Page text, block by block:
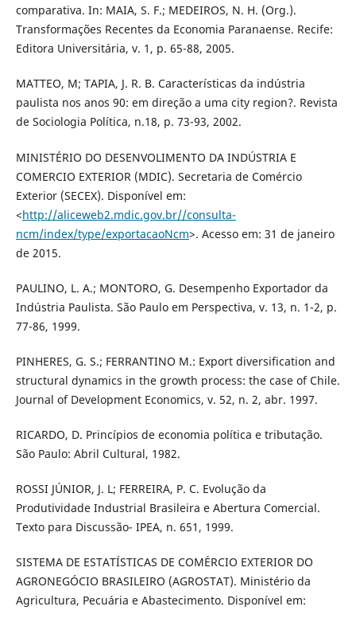
comparativa. In: MAIA, S. F.; MEDEIROS, N. H. (Org.).
Transformações Recentes da Economia Paranaense. Recife:
Editora Universitária, v. 1, p. 65-88, 2005.
MATTEO, M; TAPIA, J. R. B. Características da indústria
paulista nos anos 90: em direção a uma city region?. Revista
de Sociologia Política, n.18, p. 73-93, 2002.
MINISTÉRIO DO DESENVOLIMENTO DA INDÚSTRIA E
COMERCIO EXTERIOR (MDIC). Secretaria de Comércio
Exterior (SECEX). Disponível em:
<http://aliceweb2.mdic.gov.br//consulta-
ncm/index/type/exportacaoNcm>. Acesso em: 31 de janeiro
de 2015.
PAULINO, L. A.; MONTORO, G. Desempenho Exportador da
Indústria Paulista. São Paulo em Perspectiva, v. 13, n. 1-2, p.
77-86, 1999.
PINHERES, G. S.; FERRANTINO M.: Export diversification and
structural dynamics in the growth process: the case of Chile.
Journal of Development Economics, v. 52, n. 2, abr. 1997.
RICARDO, D. Princípios de economia política e tributação.
São Paulo: Abril Cultural, 1982.
ROSSI JÚNIOR, J. L; FERREIRA, P. C. Evolução da
Produtividade Industrial Brasileira e Abertura Comercial.
Texto para Discussão- IPEA, n. 651, 1999.
SISTEMA DE ESTATÍSTICAS DE COMÉRCIO EXTERIOR DO
AGRONEGÓCIO BRASILEIRO (AGROSTAT). Ministério da
Agricultura, Pecuária e Abastecimento. Disponível em: